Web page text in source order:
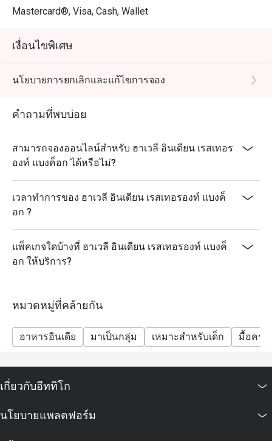
Mastercard®, Visa, Cash, Wallet
เงื่อนไขพิเศษ
นโยบายการยกเลิกและแก้ไขการจอง
คำถามที่พบบ่อย
สามารถจองออนไลน์สำหรับ ฮาเวลี อินเดียน เรสเทอร
องท์ แบงค็อก ได้หรือไม่?
เวลาทำการของ ฮาเวลี อินเดียน เรสเทอรองท์ แบงค็
อก ?
แพ็คเกจใดบ้างที่ ฮาเวลี อินเดียน เรสเทอรองท์ แบงค็
อก ให้บริการ?
หมวดหมู่ที่คล้ายกัน
อาหารอินเดีย มาเป็นกลุ่ม เหมาะสำหรับเด็ก มื้อครอ
เกี่ยวกับอีททิโก
นโยบายแพลตฟอร์ม